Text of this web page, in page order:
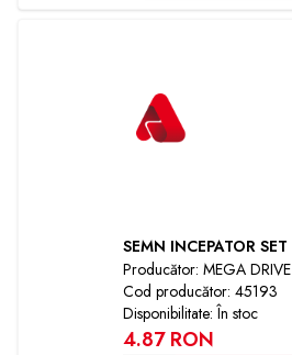
SEMN INCEPATOR SET
Producător: MEGA DRIVE
Cod producător: 45193
Disponibilitate: În stoc
4.87 RON